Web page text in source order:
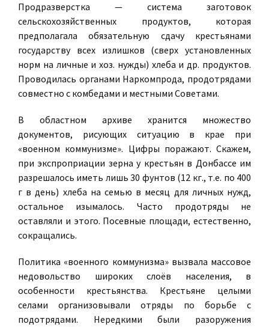
Продразверстка — система заготовок
сельскохозяйственных продуктов, которая
предполагала обязательную сдачу крестьянами
государству всех излишков (сверх установленных
норм на личные и хоз. нужды) хлеба и др. продуктов.
Проводилась органами Наркомпрода, продотрядами
совместно с комбедами и местными Советами.
В областном архиве хранится множество
документов, рисующих ситуацию в крае при
«военном коммунизме». Цифры поражают. Скажем,
при экспроприации зерна у крестьян в Донбассе им
разрешалось иметь лишь 30 фунтов (12 кг., т.е. по 400
г в день) хлеба на семью в месяц для личных нужд,
остальное изымалось. Часто продотряды не
оставляли и этого. Посевные площади, естественно,
сокращались.
Политика «военного коммунизма» вызвала массовое
недовольство широких слоёв населения, в
особенности крестьянства. Крестьяне целыми
селами организовывали отряды по борьбе с
подотрядами. Нередкими были разоружения